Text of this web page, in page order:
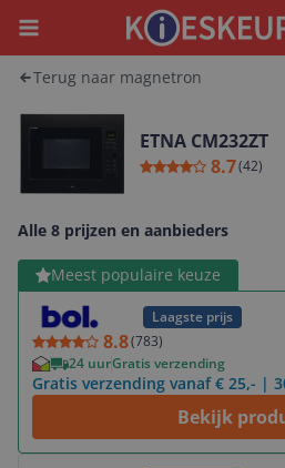
Menu
Terug naar magnetron
ETNA CM232ZT
8.7(42)
Alle 8 prijzen en aanbieders
Meest populaire keuze
Laagste prijs
8.8(783)
24 uurGratis verzending
Gratis verzending vanaf € 25,- |
Bekijk
Bekijk product